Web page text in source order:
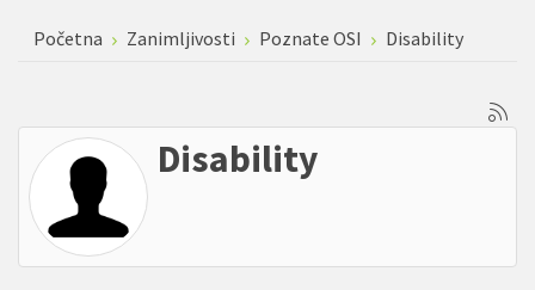
Početna Zanimljivosti Poznate OSI Disability
Disability